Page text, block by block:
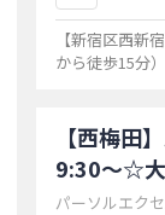
【新宿区西新
から徒歩15分
【西梅田
9:30～☆
パーソルエク